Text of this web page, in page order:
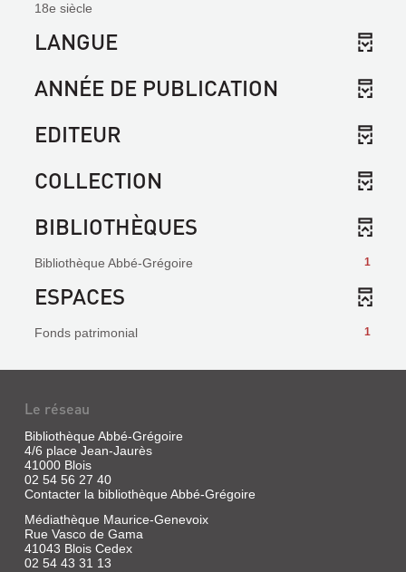
18e siècle
LANGUE
ANNÉE DE PUBLICATION
EDITEUR
COLLECTION
BIBLIOTHÈQUES
1
Bibliothèque Abbé-Grégoire
ESPACES
1
Fonds patrimonial
Le réseau
Bibliothèque Abbé-Grégoire
4/6 place Jean-Jaurès
41000 Blois
02 54 56 27 40
Contacter la bibliothèque Abbé-Grégoire
Médiathèque Maurice-Genevoix
Rue Vasco de Gama
41043 Blois Cedex
02 54 43 31 13